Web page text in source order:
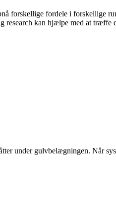
forskellige fordele i forskellige
research kan hjælpe med at træffe
under gulvbelægningen. Når